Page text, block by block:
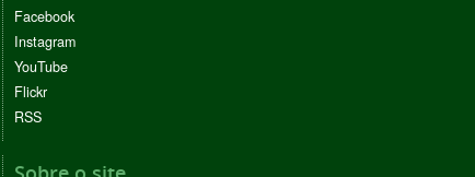
Facebook
Instagram
YouTube
Flickr
RSS